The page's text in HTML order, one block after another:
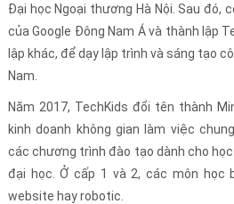
Đại học Ngoại thương Hà Nội. Sau đó,
của Google Đông Nam Á và thành lập
lập khác, để dạy lập trình và sáng tạo
Nam.
Năm 2017, TechKids đổi tên thành
kinh doanh không gian làm việc
các chương trình đào tạo dành cho
đại học. Ở cấp 1 và 2, các môn học
website hay robotic.